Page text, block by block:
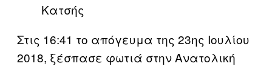
Κατσής
Στις 16:41 το απόγευμα της 23ης Ιουλίου
2018, ξέσπασε φωτιά στην Ανατολική